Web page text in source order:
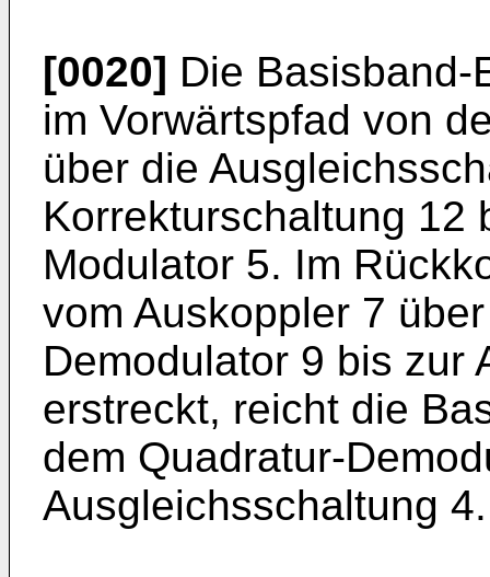
[0020] Die
im Vorwärtspfad von
über die
Korrekturschaltung 12
Modulator 5. Im
vom Auskoppler 7
Demodulator 9 bis zur
erstreckt, reicht die
dem Quadratur-
Ausgleichsschaltung 4.